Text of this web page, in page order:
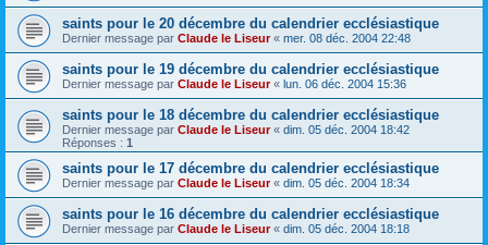
saints pour le 20 décembre du calendrier ecclésiastique
Dernier message par Claude le Liseur« mer. 08 déc. 2004 22:48
saints pour le 19 décembre du calendrier ecclésiastique
Dernier message par Claude le Liseur« lun. 06 déc. 2004 15:36
saints pour le 18 décembre du calendrier ecclésiastique
Dernier message par Claude le Liseur« dim. 05 déc. 2004 18:42
Réponses : 1
saints pour le 17 décembre du calendrier ecclésiastique
Dernier message par Claude le Liseur« dim. 05 déc. 2004 18:34
saints pour le 16 décembre du calendrier ecclésiastique
Dernier message par Claude le Liseur« dim. 05 déc. 2004 18:18